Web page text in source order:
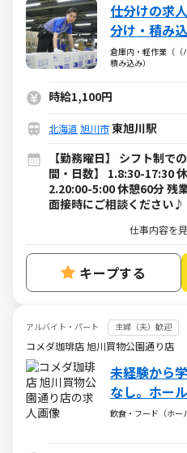
仕分けの求
分け・積み
年2回の賞与
倉庫内・軽作業（（
積み込み）
時給1,100円
北海道 旭川市東旭川駅
【勤務曜日】 シフト制で
間・日数】 1.8:30-17:30
2.20:00-5:00 休憩60分 残
面接時にご相談ください♪
仕事内容を
キープする
アルバイト・パート 主婦（夫）歓迎
コメダ珈琲店 旭川買物公園通り店
未経験から
なし。ホー
ルバイト・
飲食・フード（ホー